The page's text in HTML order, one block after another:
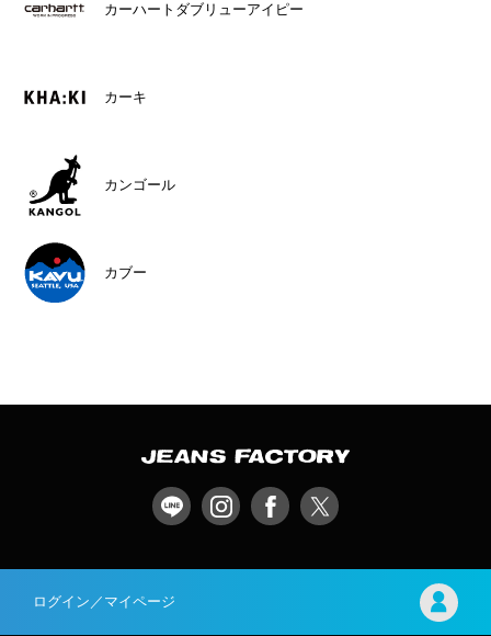
カーハートダブリューアイピー
カーキ
カンゴール
カブー
ログイン／マイページ